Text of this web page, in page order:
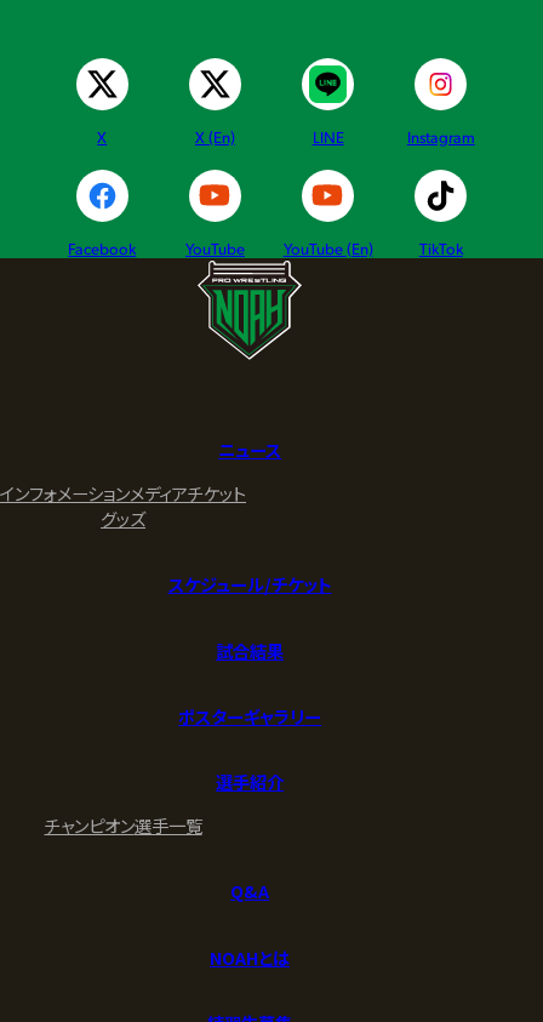
X X (En) LINE Instagram
Facebook YouTube YouTube (En) TikTok
ニュース
インフォメーションメディアチケット
グッズ
スケジュール/チケット
試合結果
ポスターギャラリー
選手紹介
チャンピオン選手一覧
Q&A
NOAHとは